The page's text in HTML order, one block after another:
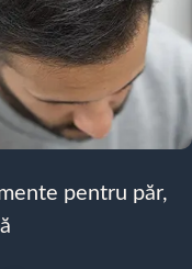
pentru păr,